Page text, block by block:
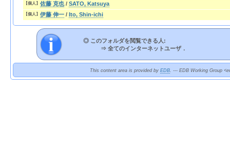
【個人】 佐藤 克也/ SATO, Katsuya
【個人】 伊藤 伸一 / Ito, Shin-ichi
◎ このフォルダを閲覧できる人:
⇒ 全てのインターネットユーザ．
This content area is provided by EDB. --- EDB Working Group